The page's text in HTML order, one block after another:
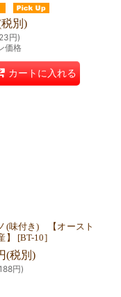
別)
円)
価格
カートに入れる
(味付き) 【オースト
】
[BT-10]
(税別)
円)